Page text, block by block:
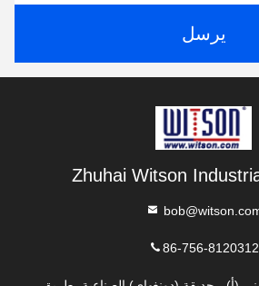
يرسل
Zhuhai Witson
86-756-8120312